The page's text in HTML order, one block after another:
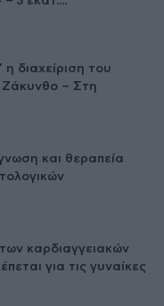
διαχείριση του
Ζάκυνθο – Στη
και θεραπεία
καρδιαγγειακών
για τις γυναίκες